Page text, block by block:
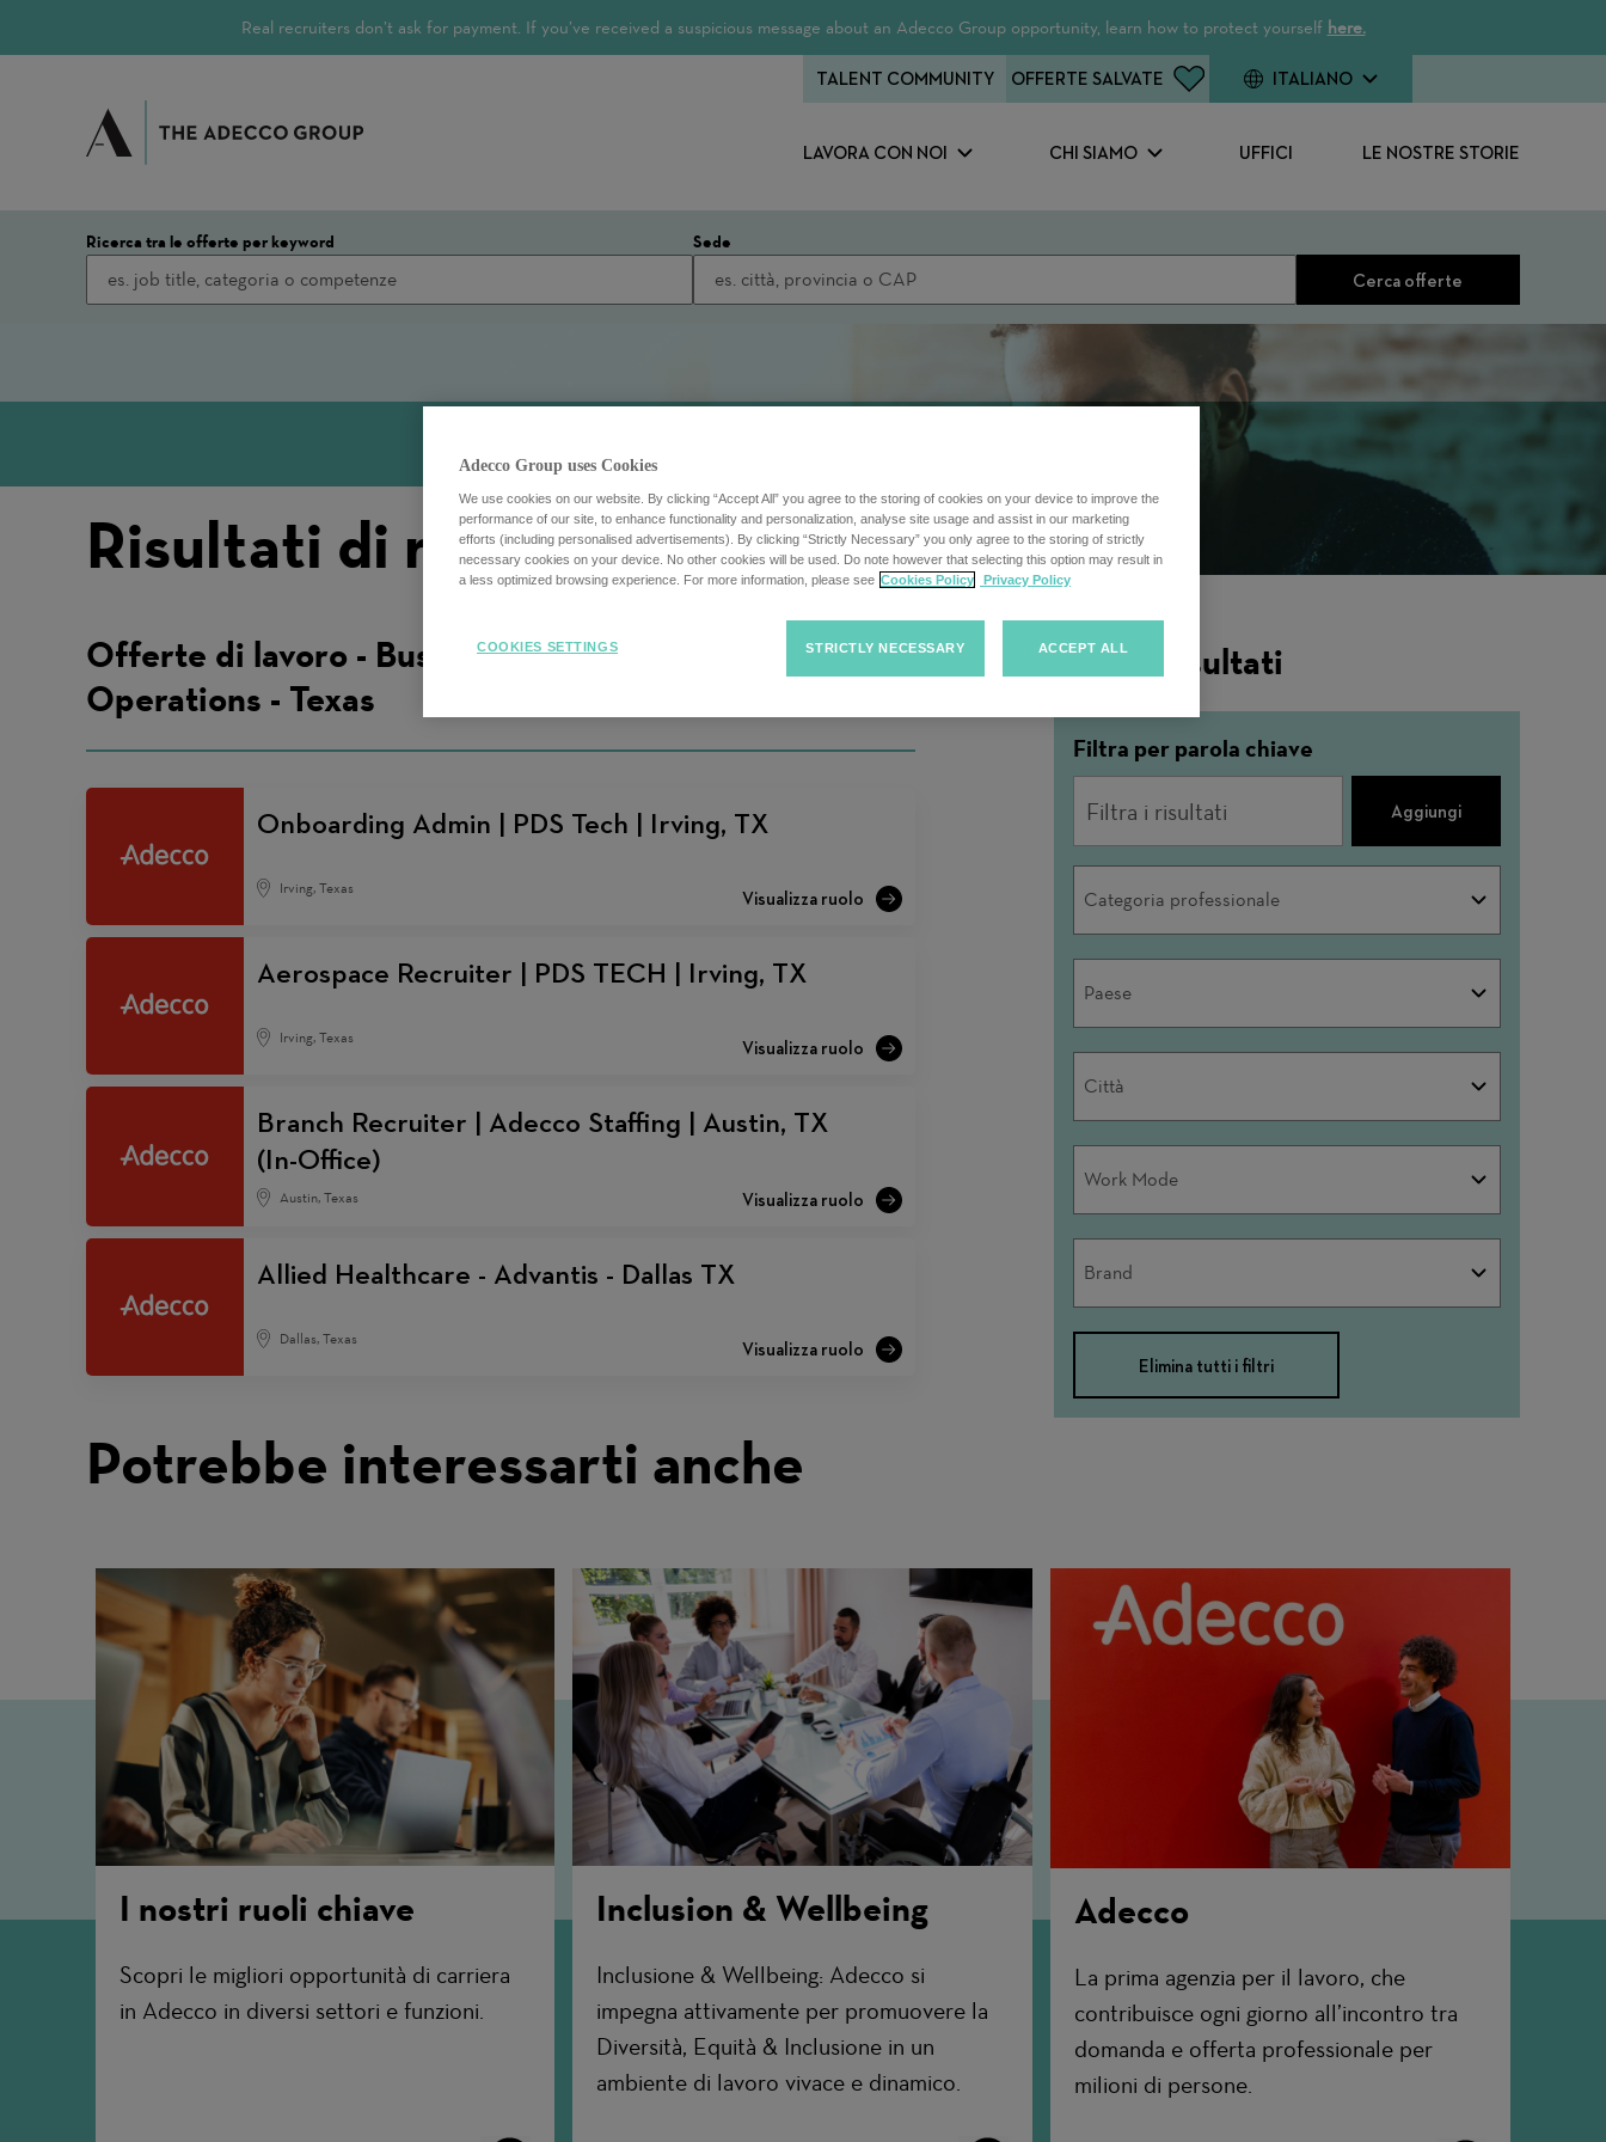
Real recruiters don’t ask for payment. If you’ve received a suspicious message about an Adecco Group opportunity, learn how to protect yourself here.
LAVORA CON NOI CHI SIAMO UFFICI LE NOSTRE STORIE
TALENT COMMUNITY OFFERTE SALVATE ITALIANO
Ricerca tra le offerte per keyword Sede
Cerca offerte
Risultati di ricerca
Ordina
offerte
Ordina le
Offerte di lavoro - Business
Operations - Texas
Onboarding Admin | PDS Tech | Irving, TX
Irving, Texas
Aerospace Recruiter | PDS TECH | Irving, TX
Irving, Texas
Branch Recruiter | Adecco Staffing | Austin, TX
(In-Office)
Austin, Texas
Allied Healthcare - Advantis - Dallas TX
Dallas, Texas
Filtra i risultati
Filtra per parola chiave
Aggiungi
professionale
Categoria professionale
Paese
Città
Work Mode
Brand
Elimina tutti i filtri
Potrebbe interessarti anche
I nostri ruoli chiave
Scopri le migliori opportunità di carriera
in Adecco in diversi settori e funzioni.
Inclusion & Wellbeing
Inclusione & Wellbeing: Adecco si
impegna attivamente per promuovere la
Diversità, Equità & Inclusione in un
ambiente di lavoro vivace e dinamico.
Adecco
La prima agenzia per il lavoro, che
contribuisce ogni giorno all’incontro tra
domanda e offerta professionale per
milioni di persone.
Adecco Group uses Cookies
We use cookies on our website. By clicking “Accept All” you agree to the storing of cookies on your device to improve the
performance of our site, to enhance functionality and personalization, analyse site usage and assist in our marketing
efforts (including personalised advertisements). By clicking “Strictly Necessary” you only agree to the storing of strictly
necessary cookies on your device. No other cookies will be used. Do note however that selecting this option may result in
a less optimized browsing experience. For more information, please see Cookies Policy Privacy Policy
STRICTLY NECESSARY ACCEPT ALL
COOKIES SETTINGS